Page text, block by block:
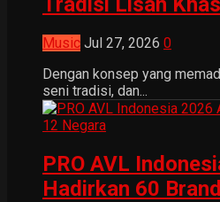
Music Jul 27, 2026 0
Dengan konsep yang
seni tradisi, dan...
PRO AVL
Hadirkan 60